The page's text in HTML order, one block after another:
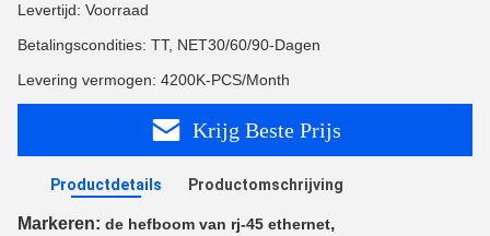
Levertijd: Voorraad
Betalingscondities: TT, NET30/60/90-Dagen
Levering vermogen: 4200K-PCS/Month
Krijg Beste Prijs
Productdetails Productomschrijving
Markeren: de hefboom van rj-45 ethernet,